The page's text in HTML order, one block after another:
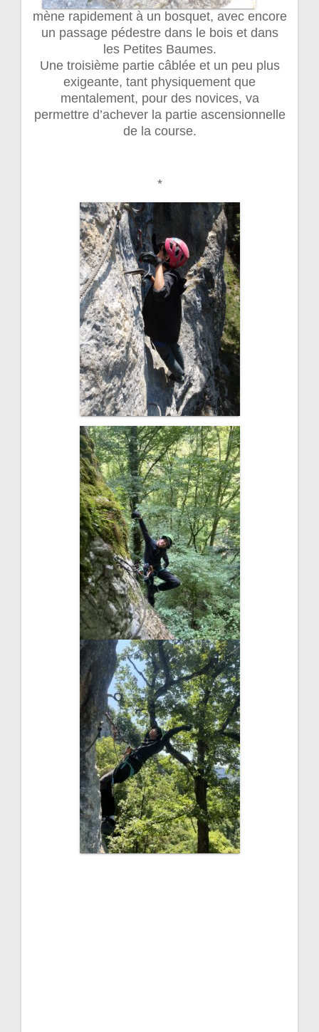
mène rapidement à un bosquet, avec encore
un passage pédestre dans le bois et dans
les Petites Baumes.
Une troisième partie câblée et un peu plus
exigeante, tant physiquement que
mentalement, pour des novices, va
permettre d’achever la partie ascensionnelle
de la course.
*